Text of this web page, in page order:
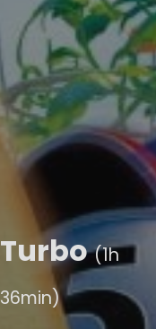
Turbo(1h
36min)